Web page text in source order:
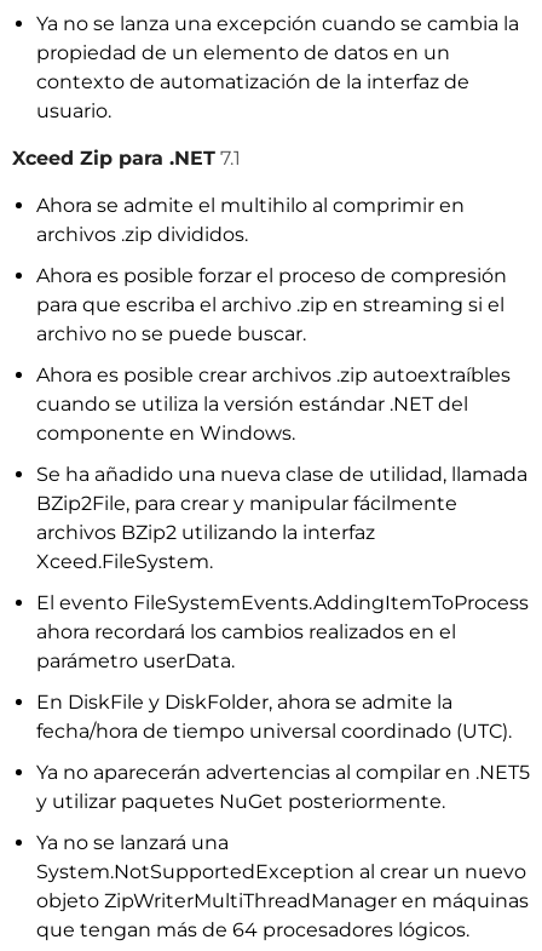
Ya no se lanza una excepción cuando se cambia la
propiedad de un elemento de datos en un
contexto de automatización de la interfaz de
usuario.
Xceed Zip para .NET 7.1
Ahora se admite el multihilo al comprimir en
archivos .zip divididos.
Ahora es posible forzar el proceso de compresión
para que escriba el archivo .zip en streaming si el
archivo no se puede buscar.
Ahora es posible crear archivos .zip autoextraíbles
cuando se utiliza la versión estándar .NET del
componente en Windows.
Se ha añadido una nueva clase de utilidad, llamada
BZip2File, para crear y manipular fácilmente
archivos BZip2 utilizando la interfaz
Xceed.FileSystem.
El evento FileSystemEvents.AddingItemToProcess
ahora recordará los cambios realizados en el
parámetro userData.
En DiskFile y DiskFolder, ahora se admite la
fecha/hora de tiempo universal coordinado (UTC).
Ya no aparecerán advertencias al compilar en .NET5
y utilizar paquetes NuGet posteriormente.
Ya no se lanzará una
System.NotSupportedException al crear un nuevo
objeto ZipWriterMultiThreadManager en máquinas
que tengan más de 64 procesadores lógicos.